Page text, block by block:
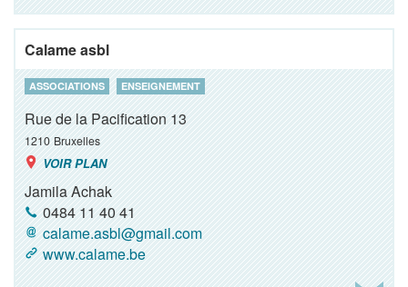
Calame asbl
ASSOCIATIONS ENSEIGNEMENT
Rue de la Pacification 13
1210 Bruxelles
VOIR PLAN
Jamila Achak
0484 11 40 41
calame.asbl@gmail.com
www.calame.be